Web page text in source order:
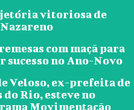
vitoriosa de
com maçã para
sucesso no Ano-Novo
Veloso, ex-prefeita de
do Rio, esteve no
Movimentação